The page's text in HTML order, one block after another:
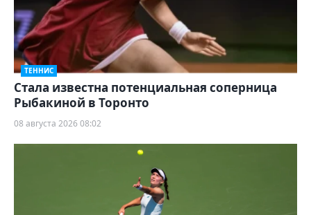
ТЕННИС
Cтала известна потенциальная соперница
Рыбакиной в Торонто
08 августа 2026 08:02